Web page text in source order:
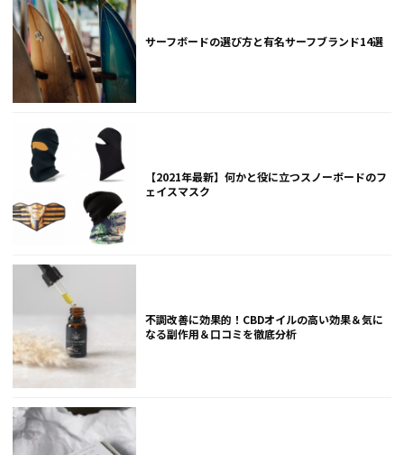
サーフボードの選び方と有名サーフブランド14選
【2021年最新】何かと役に立つスノーボードのフ
ェイスマスク
不調改善に効果的！CBDオイルの高い効果＆気に
なる副作用＆口コミを徹底分析